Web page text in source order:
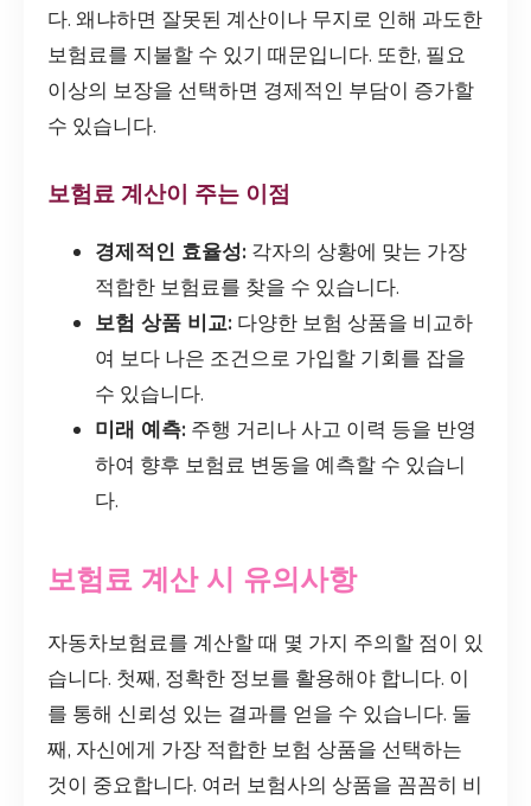
다. 왜냐하면 잘못된 계산이나 무지로 인해 과도한
보험료를 지불할 수 있기 때문입니다. 또한, 필요
이상의 보장을 선택하면 경제적인 부담이 증가할
수 있습니다.
보험료 계산이 주는 이점
경제적인 효율성: 각자의 상황에 맞는 가장
적합한 보험료를 찾을 수 있습니다.
보험 상품 비교: 다양한 보험 상품을 비교하
여 보다 나은 조건으로 가입할 기회를 잡을
수 있습니다.
미래 예측: 주행 거리나 사고 이력 등을 반영
하여 향후 보험료 변동을 예측할 수 있습니
다.
보험료 계산 시 유의사항
자동차보험료를 계산할 때 몇 가지 주의할 점이 있
습니다. 첫째, 정확한 정보를 활용해야 합니다. 이
를 통해 신뢰성 있는 결과를 얻을 수 있습니다. 둘
째, 자신에게 가장 적합한 보험 상품을 선택하는
것이 중요합니다. 여러 보험사의 상품을 꼼꼼히 비